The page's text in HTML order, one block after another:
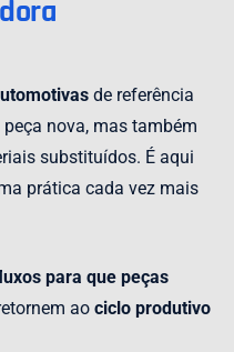
de referência
nova, mas também
substituídos. É aqui
prática cada vez mais
para que peças
ao ciclo produtivo